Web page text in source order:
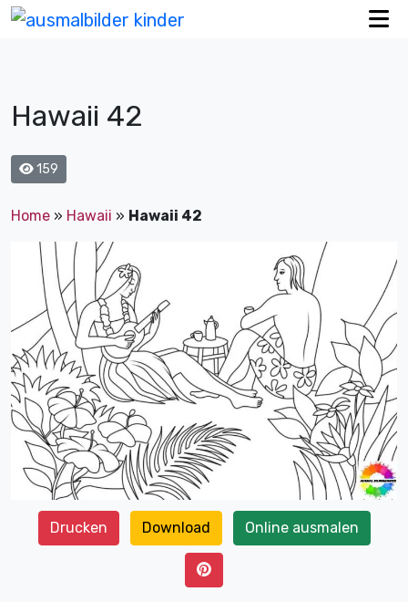
Hawaii 42
159
Home » Hawaii » Hawaii 42
Drucken Download Online ausmalen